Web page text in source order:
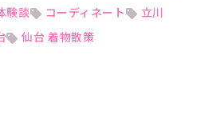
験談 コーディネート
立川
仙台 着物散策